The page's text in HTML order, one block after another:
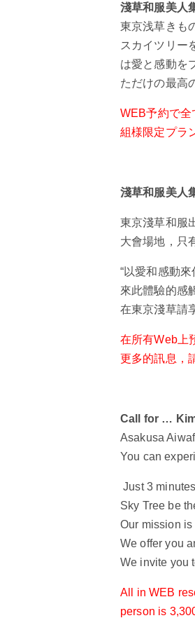
淺草和服美人
東京浅草きも
スカイツリー
は愛と感動を
ただけの最高
WEB予約で全
組様限定プラ
淺草和服美人
東京淺草和服
大會場地，只
“以愛和感動來
來此體驗的感
在東京淺草請
在所有Web上
更多的訊息，
Call for …
Asakusa
You can
Just 3
Sky Tree be
Our mission is
We offer you
We invite you
All in WEB
person is